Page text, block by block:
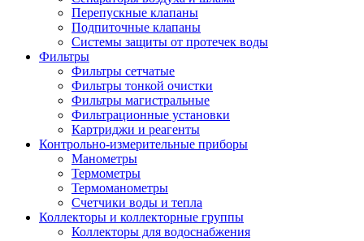
Перепускные клапаны
Подпиточные клапаны
Системы защиты от протечек воды
Фильтры
Фильтры сетчатые
Фильтры тонкой очистки
Фильтры магистральные
Фильтрационные установки
Картриджи и реагенты
Контрольно-измерительные приборы
Манометры
Термометры
Термоманометры
Счетчики воды и тепла
Коллекторы и коллекторные группы
Коллекторы для водоснабжения